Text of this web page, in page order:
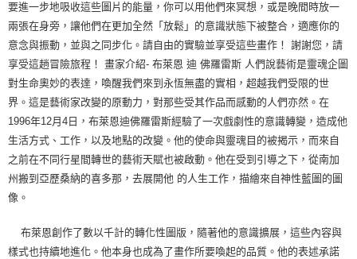
要進一步地吸收這些圖片的能量，你可以用他們來冥想，或是晚間時放一
兩張在身旁，讓他們在更加全然「放鬆」的意識狀態下被整合，適應你的
意念與振動，並與之同步化。請自由的實驗並享受這些畫作！ 謝謝您，請
享受這趟冒險旅程！ 畫家介紹- 布萊恩 迪 佛羅雷斯 人們說藝術是靈魂企圖
對生命奧妙的表達，喚醒我們來到永恆無盡的實相，超越我們受限的世
界。這是藝術家改變的原動力，對那些受其作品而感動的人們亦然。在
1996年12月4日，布萊恩迪佛羅雷斯經驗了一次戲劇性的意識轉變，造成他
生活方式、工作，以及地點的改變。他的使命與靈魂目的被揭示，而來自
之前在不同行星間轉世的藝術天賦也被啟動。他在受到引導之下，從南加
州搬到亞歷桑納的喜多那，去展開他 的人生工作，描繪來自神性藍圖的圖
像。
布萊恩創作了數以千計的轉化性圖版，隨著他的意識擴展，這些內容與
樣式也持續地進化。他本身也成為了畫作所要喚起的品質。他的表述承諾